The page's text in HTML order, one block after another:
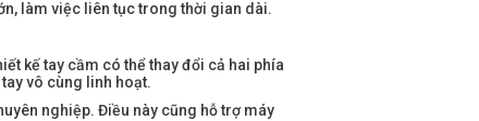
làm việc liên tục trong thời gian dài.
kế tay cầm có thể thay đổi cả hai phía
vô cùng linh hoạt.
nghiệp. Điều này cũng hỗ trợ máy